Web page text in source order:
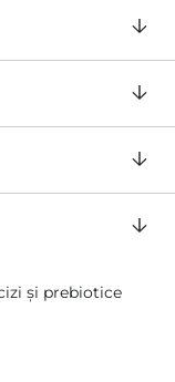
și prebiotice